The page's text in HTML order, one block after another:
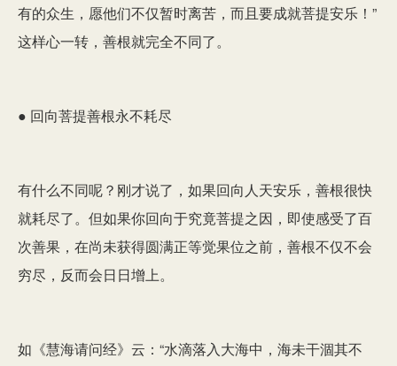
有的众生，愿他们不仅暂时离苦，而且要成就菩提安乐！”
这样心一转，善根就完全不同了。
● 回向菩提善根永不耗尽
有什么不同呢？刚才说了，如果回向人天安乐，善根很快
就耗尽了。但如果你回向于究竟菩提之因，即使感受了百
次善果，在尚未获得圆满正等觉果位之前，善根不仅不会
穷尽，反而会日日增上。
如《慧海请问经》云：“水滴落入大海中，海未干涸其不